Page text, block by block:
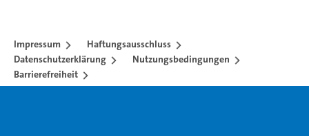
Impressum
Haftungsausschluss
Datenschutzerklärung
Nutzungsbedingungen
Barrierefreiheit